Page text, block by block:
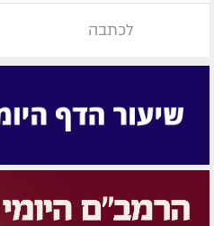
לכתבה